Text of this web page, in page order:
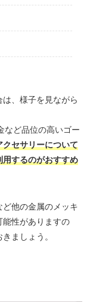
、様子を見ながら
など品位の高いゴー
セサリーについて
するのがおすすめ
他の金属のメッキ
性がありますの
ましょう。